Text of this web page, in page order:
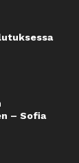
– Sofia